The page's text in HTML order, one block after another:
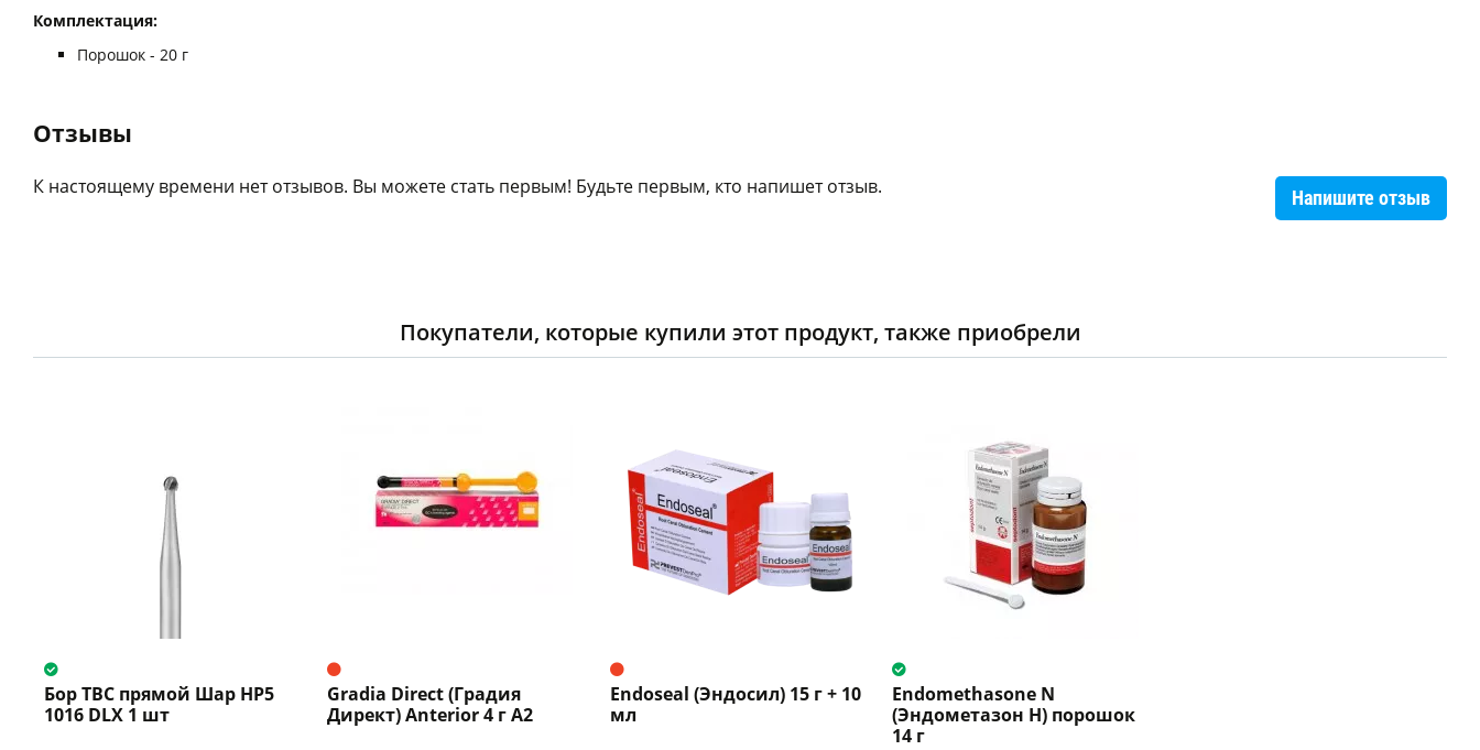
Комплектация:
Порошок - 20 г
Отзывы
Напишите отзыв
К настоящему времени нет отзывов. Вы можете стать первым! Будьте первым, кто напишет отзыв.
Покупатели, которые купили этот продукт, также приобрели
Бор ТВС прямой Шар HP5
1016 DLX 1 шт
Gradia Direct (Градия
Директ) Anterior 4 г A2
Endoseal (Эндосил) 15 г + 10
мл
Endomethasone N
(Эндометазон H) порошок
14 г